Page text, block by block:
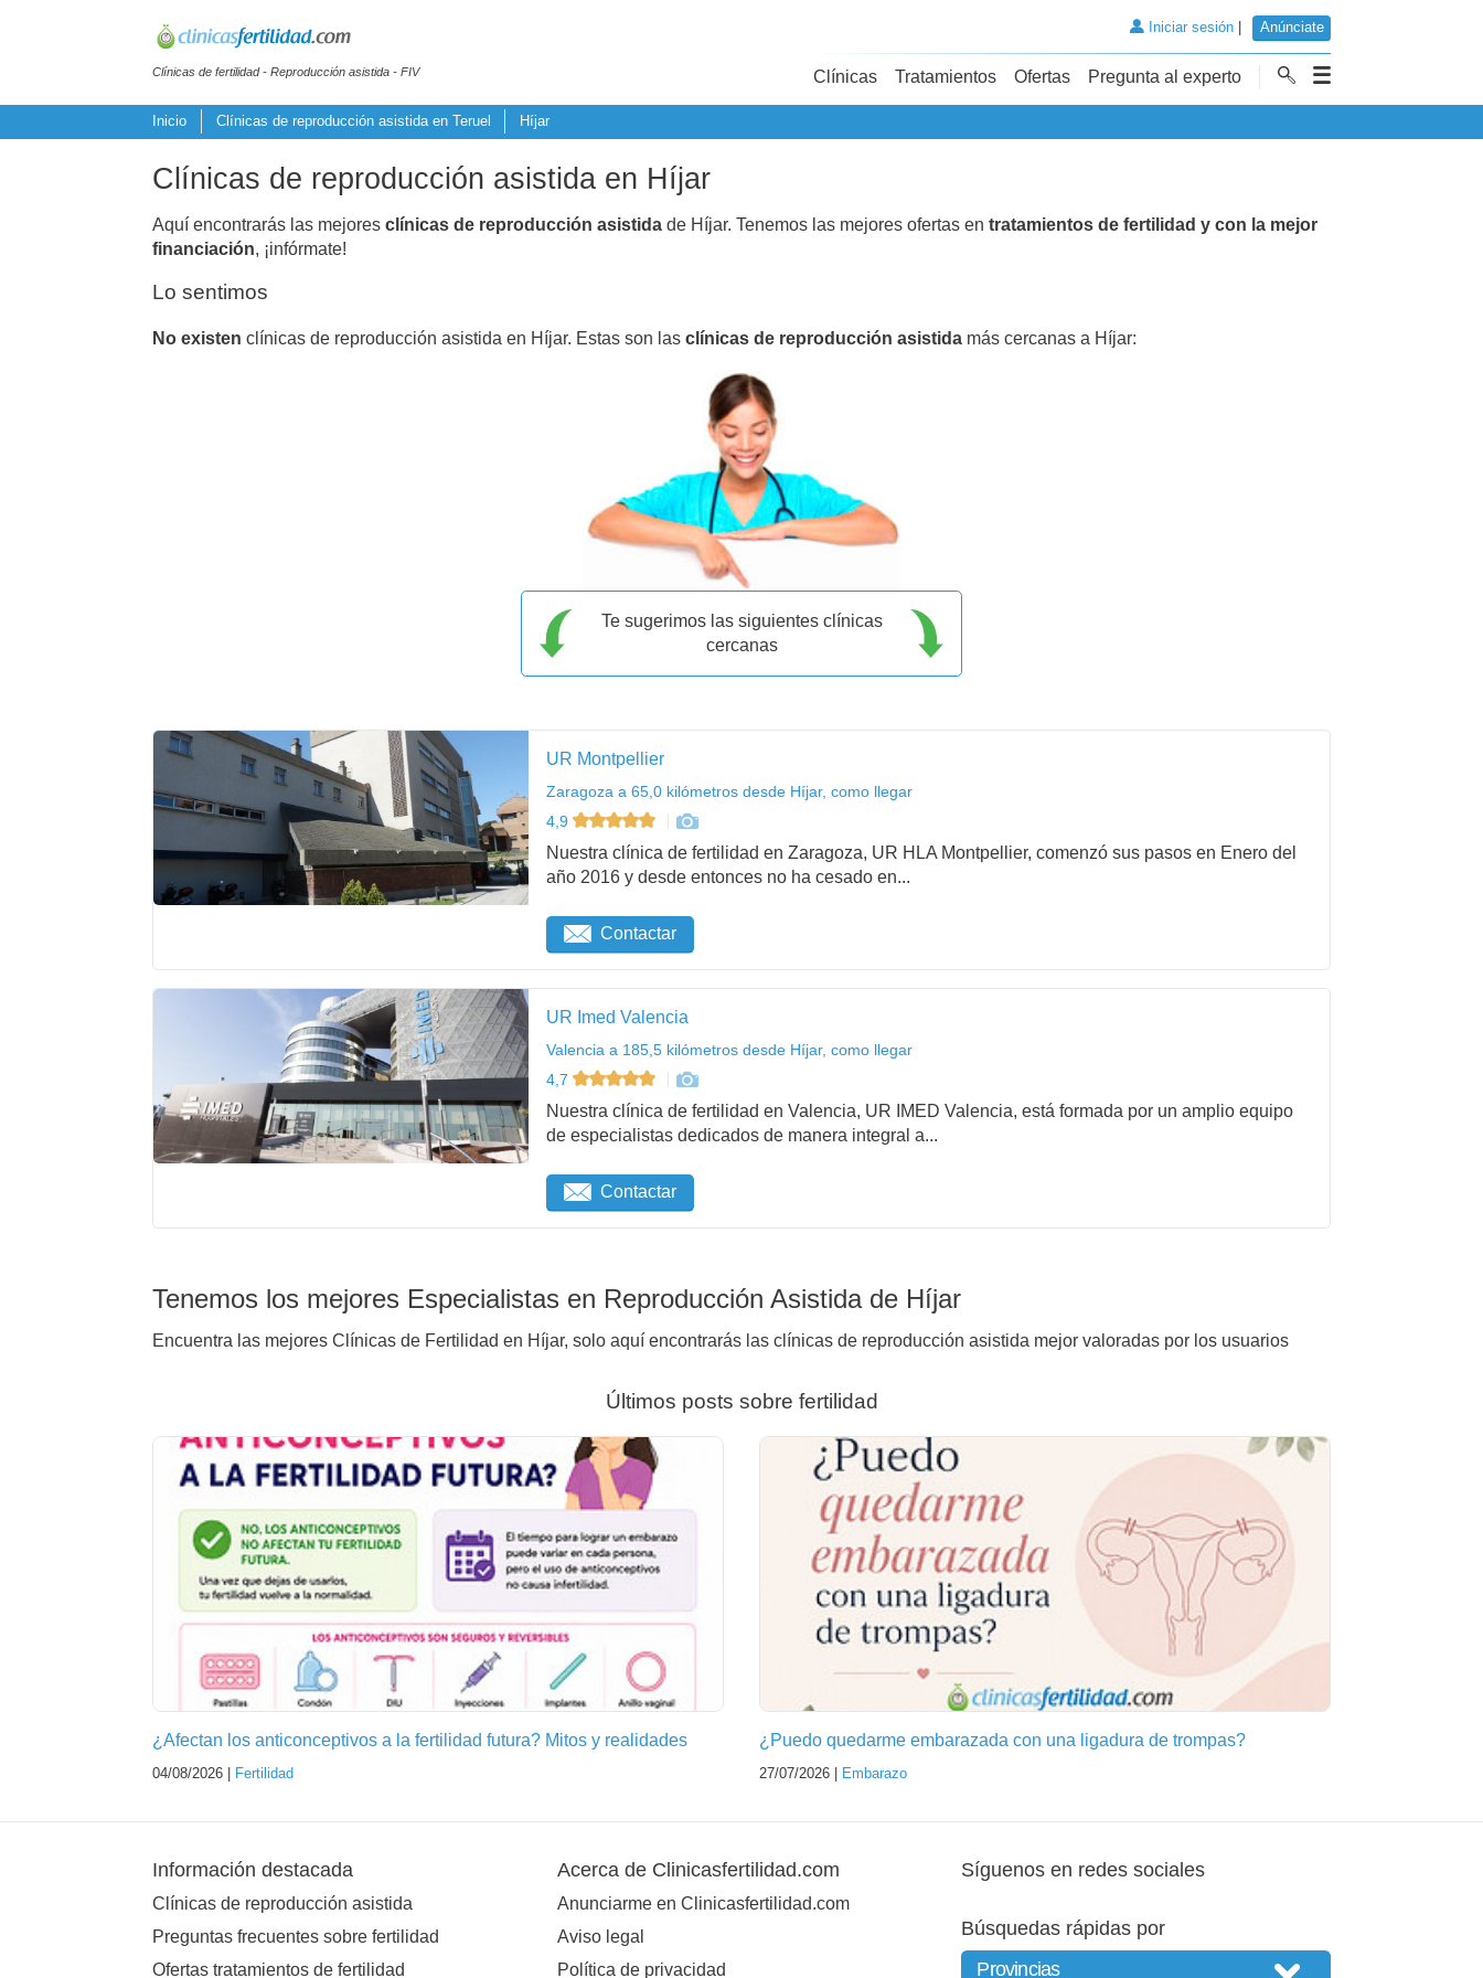
Clínicas de fertilidad - Reproducción asistida - FIV
Iniciar sesión| Anúnciate
Clínicas Tratamientos Ofertas Pregunta al experto
Inicio Clínicas de reproducción asistida en Teruel Híjar
Clínicas de reproducción asistida en Híjar
Aquí encontrarás las mejores clínicas de reproducción asistida de Híjar. Tenemos las mejores ofertas en tratamientos de fertilidad y con la mejor
financiación, ¡infórmate!
Lo sentimos
No existen clínicas de reproducción asistida en Híjar. Estas son las clínicas de reproducción asistida más cercanas a Híjar:
Te sugerimos las siguientes clínicas
cercanas
UR Montpellier
Zaragoza a 65,0 kilómetros desde Híjar, como llegar
4,9
Nuestra clínica de fertilidad en Zaragoza, UR HLA Montpellier, comenzó sus pasos en Enero del
año 2016 y desde entonces no ha cesado en...
Contactar
UR Imed Valencia
Valencia a 185,5 kilómetros desde Híjar, como llegar
4,7
Nuestra clínica de fertilidad en Valencia, UR IMED Valencia, está formada por un amplio equipo
de especialistas dedicados de manera integral a...
Contactar
Tenemos los mejores Especialistas en Reproducción Asistida de Híjar
Encuentra las mejores Clínicas de Fertilidad en Híjar, solo aquí encontrarás las clínicas de reproducción asistida mejor valoradas por los usuarios
Últimos posts sobre fertilidad
¿Afectan los anticonceptivos a la fertilidad futura? Mitos y realidades
04/08/2026 | Fertilidad
¿Puedo quedarme embarazada con una ligadura de trompas?
27/07/2026 | Embarazo
Información destacada
Clínicas de reproducción asistida
Preguntas frecuentes sobre fertilidad
Ofertas tratamientos de fertilidad
Acerca de Clinicasfertilidad.com
Anunciarme en Clinicasfertilidad.com
Aviso legal
Política de privacidad
Síguenos en redes sociales
Búsquedas rápidas por